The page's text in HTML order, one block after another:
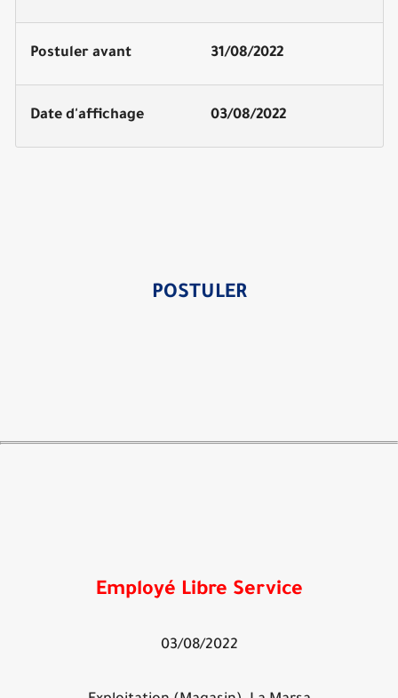
31/08/2022
Postuler avant
03/08/2022
Date d'affichage
POSTULER
Employé Libre Service
03/08/2022